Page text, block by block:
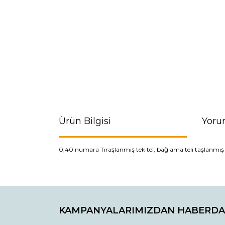
Ürün Bilgisi
0,40 numara Tıraşlanmış tek tel, bağlama teli taşlanmış
Görüş ve önerileriniz için teşekkür ederiz.
Ürün resmi kalitesiz, bozuk veya
KAMPANYALARIMIZDAN